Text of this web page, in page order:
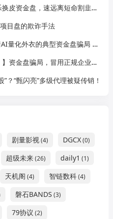
资金盘，速远离短命割韭菜盘！
目盘的欺诈手法
衣的典型资金盘骗局 刚开盘就单割
局，冒用正规企业名称，大量单割会员，
？“甄闪亮”多级代理被疑传销！
剧量影视(4) DGCX(0)
超级未来(26) daily1 (1)
天机阁 (4) 智链数科(4)
磐石BANDS (3)
79协议 (2)